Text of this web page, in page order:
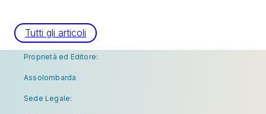
Tutti gli articoli
Proprietà ed Editore:
Assolombarda
Sede Legale: